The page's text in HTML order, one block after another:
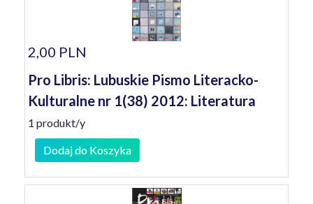
2,00 PLN
Pro Libris: Lubuskie Pismo Literacko-
Kulturalne nr 1(38) 2012: Literatura
1 produkt/y
Dodaj do Koszyka